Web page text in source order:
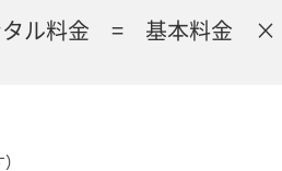
タル料金 = 基本料金 ×